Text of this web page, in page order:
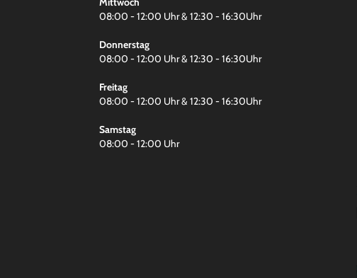
08:00 - 12:00 Uhr & 12:30 - 16:30Uhr
Donnerstag
08:00 - 12:00 Uhr & 12:30 - 16:30Uhr
Freitag
08:00 - 12:00 Uhr & 12:30 - 16:30Uhr
Samstag
08:00 - 12:00 Uhr